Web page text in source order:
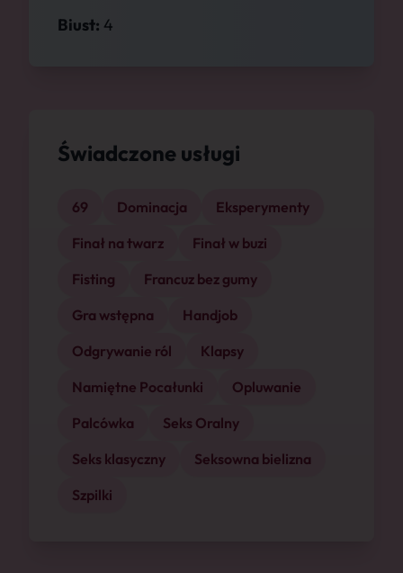
Biust: 4
Świadczone usługi
69 Dominacja
Eksperymenty
Finał na twarz
Finał w buzi
Fisting
Francuz bez gumy
Gra wstępna
Handjob
Odgrywanie ról
Klapsy
Namiętne Pocałunki
Opluwanie
Palcówka
Seks Oralny
Seks klasyczny
Seksowna bielizna
Szpilki